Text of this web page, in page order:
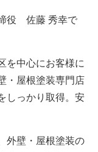
役 佐藤 秀幸で
を中心にお客様に
・屋根塗装専門店
しっかり取得。安
外壁・屋根塗装の